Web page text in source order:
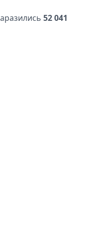
52 041